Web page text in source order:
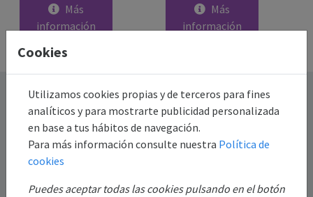
Más
información
Más
información
Destacado
Información
Mi Cuenta
Cookies
Utilizamos cookies propias y de terceros para fines
analíticos y para mostrarte publicidad personalizada
en base a tus hábitos de navegación.
Para más información consulte nuestra Política de
cookies
Puedes aceptar todas las cookies pulsando en el botón